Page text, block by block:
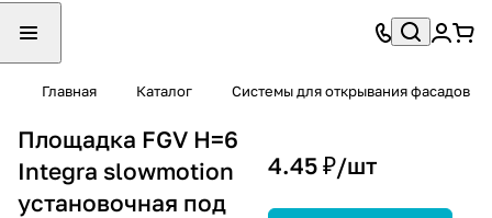
Главная Каталог Системы для открывания фасадов
Площадка FGV H=6
Integra slowmotion
установочная под
4.45 ₽/шт